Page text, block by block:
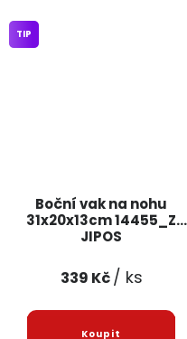
Boční vak na nohu
31x20x13cm 14455_Z
JIPOS
TIP
339 Kč/ ks